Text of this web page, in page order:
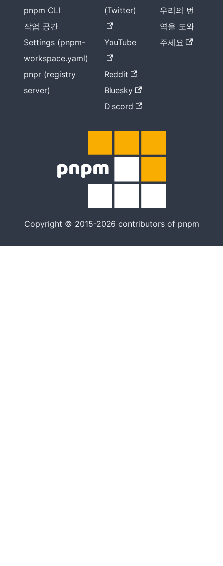
pnpm CLI
작업 공간
Settings (pnpm-
workspace.yaml)
pnpr (registry
server)
(Twitter)
YouTube
Reddit
Bluesky
Discord
우리의 번
역을 도와
주세요
Copyright © 2015-2026 contributors of pnpm